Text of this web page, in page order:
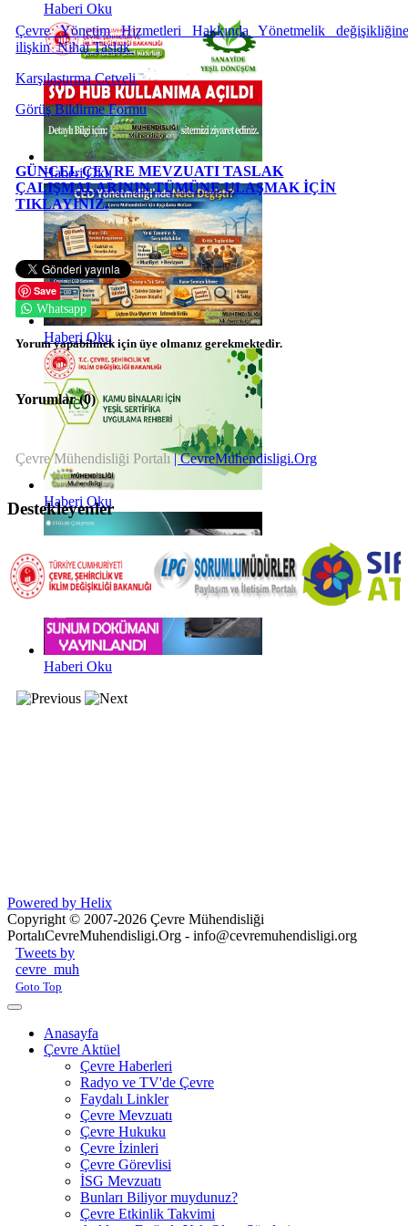
Haberi Oku
Haberi Oku
Haberi Oku
Haberi Oku
Haberi Oku
Çevre Yönetim Hizmetleri Hakkında Yönetmelik
ilişkin Nihai Taslak
Karşılaştırma Cetveli
Görüş Bildirme Formu
GÜNCEL ÇEVRE MEVZUATI TASLAK
ÇALIŞMALARININ TÜMÜNE ULAŞMAK İÇİN
TIKLAYINIZ.
Save
Whatsapp
Yorum yapabilmek için üye olmanız gerekmektedir.
Yorumlar (0)
Çevre Mühendisliği Portalı| CevreMuhendisligi.Org
Destekleyenler
Powered by Helix
Copyright © 2007-2026 Çevre Mühendisliği
PortalıCevreMuhendisligi.Org - info@cevremuhendisligi.org
Joomla! 3 Templates
Tweets by
cevre_muh
Goto Top
Anasayfa
Çevre Aktüel
Çevre Haberleri
Radyo ve TV'de Çevre
Faydalı Linkler
Çevre Mevzuatı
Çevre Hukuku
Çevre İzinleri
Çevre Görevlisi
İSG Mevzuatı
Bunları Biliyor muydunuz?
Çevre Etkinlik Takvimi